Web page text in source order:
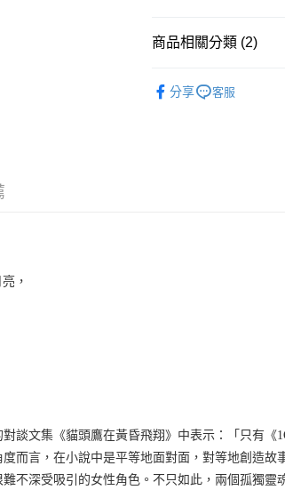
每筆NT$100，滿
商品相關分類 (2)
分享 客服
，
談文集《貓頭鷹在黃昏飛翔》中表示：「只有《
而言，在小說中是平等地面對面，對等地創造故
不深受吸引的女性角色。不只如此，兩個孤獨靈